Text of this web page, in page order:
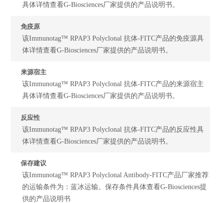
具体详情查看G-Biosciences厂家提供的产品说明书。
免疫原
该Immunotag™ RPAP3 Polyclonal 抗体-FITC产品的免疫源具
体详情查看G-Biosciences厂家提供的产品说明书。
来源宿主
该Immunotag™ RPAP3 Polyclonal 抗体-FITC产品的来源宿主
具体详情查看G-Biosciences厂家提供的产品说明书。
反应性
该Immunotag™ RPAP3 Polyclonal 抗体-FITC产品的反应性具
体详情查看G-Biosciences厂家提供的产品说明书。
保存建议
该Immunotag™ RPAP3 Polyclonal Antibody-FITC产品厂家推荐
的运输条件为：蓝冰运输。保存条件具体查看G-Biosciences提
供的产品说明书